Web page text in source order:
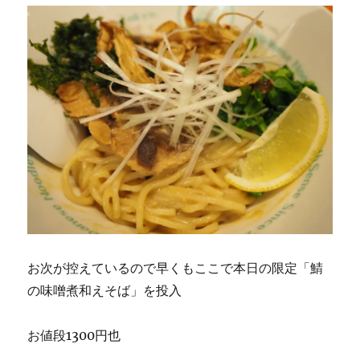
お次が控えているので早くもここで本日の限定「鯖
の味噌煮和えそば」を投入
お値段1300円也